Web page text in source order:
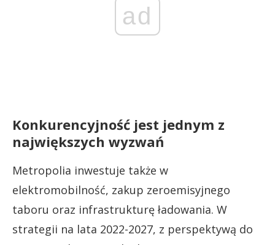
ad
Konkurencyjność jest jednym z
największych wyzwań
Metropolia inwestuje także w
elektromobilność, zakup zeroemisyjnego
taboru oraz infrastrukturę ładowania. W
strategii na lata 2022-2027, z perspektywą do